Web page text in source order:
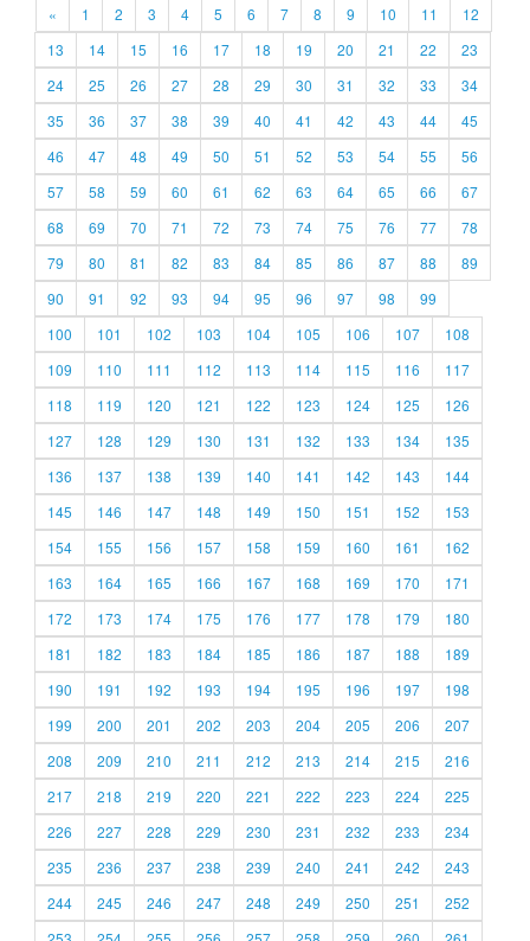
« 1 2 3 4 5 6 7 8 9 10 11
12
13
14 15 16 17 18 19 20 21 22
23
24
25 26 27 28 29 30 31 32 33
34
35
36 37 38 39 40 41 42 43 44
45
46
47 48 49 50 51 52 53 54 55
56
57
58 59 60 61 62 63 64 65 66
67
68
69 70 71 72 73 74 75 76 77
78
79
80 81 82 83 84 85 86 87 88
89
90
91 92 93 94 95 96 97 98
99
100
101 102 103 104 105 106 107
108
109
110 111 112 113 114 115 116
117
118
119 120 121 122 123 124 125
126
127
128 129 130 131 132 133 134
135
136
137 138 139 140 141 142 143
144
145
146 147 148 149 150 151 152
153
154
155 156 157 158 159 160 161
162
163
164 165 166 167 168 169 170
171
172
173 174 175 176 177 178 179
180
181
182 183 184 185 186 187 188
189
190
191 192 193 194 195 196 197
198
199
200 201 202 203 204 205 206
207
208
209 210 211 212 213 214 215
216
217
218 219 220 221 222 223 224
225
226
227 228 229 230 231 232 233
234
235
236 237 238 239 240 241 242
243
244
245 246 247 248 249 250 251
252